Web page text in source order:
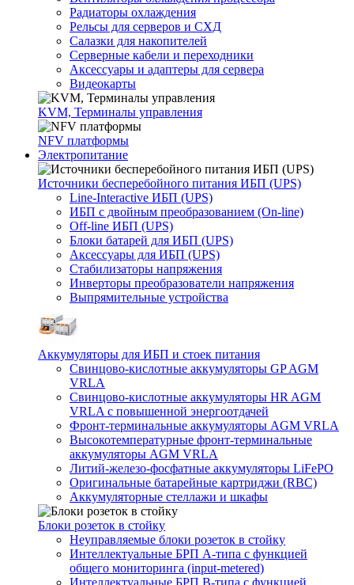
Радиаторы охлаждения
Рельсы для серверов и СХД
Салазки для накопителей
Серверные кабели и переходники
Аксессуары и адаптеры для сервера
Видеокарты
KVM, Терминалы управления
NFV платформы
Электропитание
Источники бесперебойного питания ИБП (UPS)
Line-Interactive ИБП (UPS)
ИБП с двойным преобразованием (On-line)
Off-line ИБП (UPS)
Блоки батарей для ИБП (UPS)
Аксессуары для ИБП (UPS)
Стабилизаторы напряжения
Инверторы преобразователи напряжения
Выпрямительные устройства
Аккумуляторы для ИБП и стоек питания
Свинцово-кислотные аккумуляторы GP AGM
VRLA
Свинцово-кислотные аккумуляторы HR AGM
VRLA с повышенной энергоотдачей
Фронт-терминальные аккумуляторы AGM VRLA
Высокотемпературные фронт-терминальные
аккумуляторы AGM VRLA
Литий-железо-фосфатные аккумуляторы LiFePO
Оригинальные батарейные картриджи (RBC)
Аккумуляторные стеллажи и шкафы
Блоки розеток в стойку
Неуправляемые блоки розеток в стойку
Интеллектуальные БРП А-типа с функцией
общего мониторинга (input-metered)
Интеллектуальные БРП B-типа с функцией